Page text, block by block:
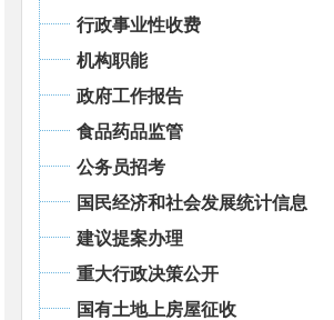
行政事业性收费
机构职能
政府工作报告
食品药品监管
公务员招考
国民经济和社会发展统计信息
建议提案办理
重大行政决策公开
国有土地上房屋征收